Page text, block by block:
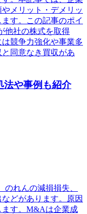
メリット・デメリッ
す。この記事のポイ
他社の株式を取得
競争力強化や事業多
同意なき買収があ
や事例も紹介
れんの減損損失、
どがあります。原因
ます。M&Aは企業成